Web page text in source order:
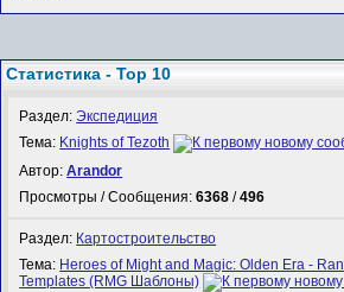
Статистика - Top 10
Раздел:Экспедиция
Тема: Knights of Tezoth
Автор:Arandor
Просмотры / Сообщения:6368 /496
Раздел: Картостроительство
Тема: Heroes of Might and Magic: Olden Era -
Templates (RMG Шаблоны)